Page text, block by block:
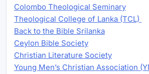
Colombo Theological Seminary
Theological College of Lanka (TCL)
Back to the Bible Srilanka
Ceylon Bible Society
Christian Literature Society
Young Men’s Christian Association